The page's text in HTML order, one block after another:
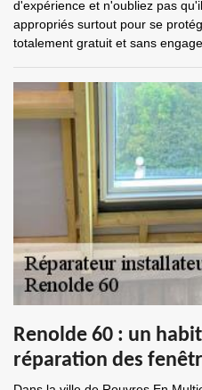
d'expérience et n'oubliez pas
appropriés surtout pour se
totalement gratuit et sans
Renolde 60 : un
réparation des